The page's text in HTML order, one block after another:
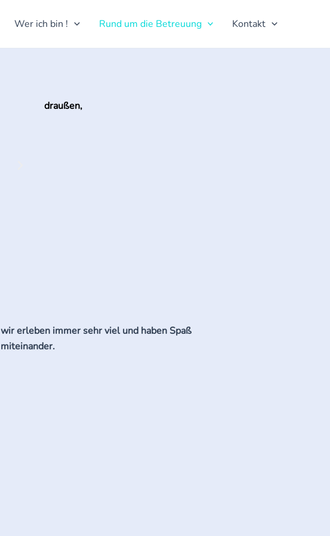
Wer ich bin ! Rund um die Betreuung Kontakt
draußen,
wir erleben immer sehr viel und haben Spaß
miteinander.